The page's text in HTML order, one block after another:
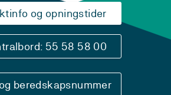
og opningstider
55 58 58 00
beredskapsnummer